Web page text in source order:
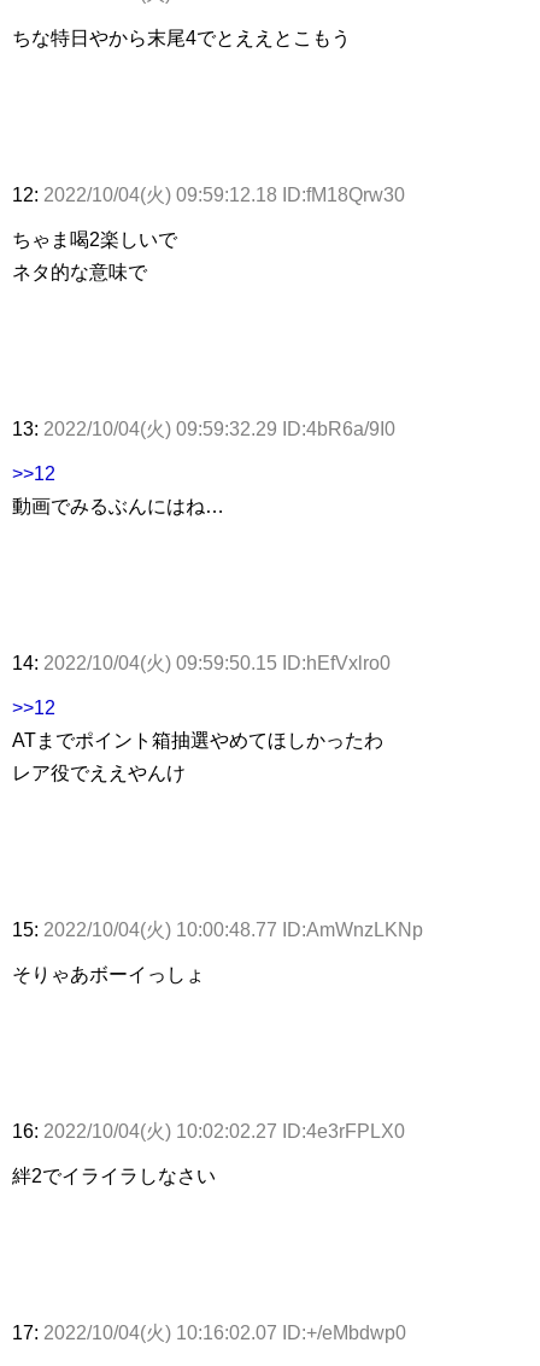
ちな特日やから末尾4でとええとこもう
12: 2022/10/04(火) 09:59:12.18 ID:fM18Qrw30
ちゃま喝2楽しいで
ネタ的な意味で
13: 2022/10/04(火) 09:59:32.29 ID:4bR6a/9I0
>>12
動画でみるぶんにはね…
14: 2022/10/04(火) 09:59:50.15 ID:hEfVxlro0
>>12
ATまでポイント箱抽選やめてほしかったわ
レア役でええやんけ
15: 2022/10/04(火) 10:00:48.77 ID:AmWnzLKNp
そりゃあボーイっしょ
16: 2022/10/04(火) 10:02:02.27 ID:4e3rFPLX0
絆2でイライラしなさい
17: 2022/10/04(火) 10:16:02.07 ID:+/eMbdwp0